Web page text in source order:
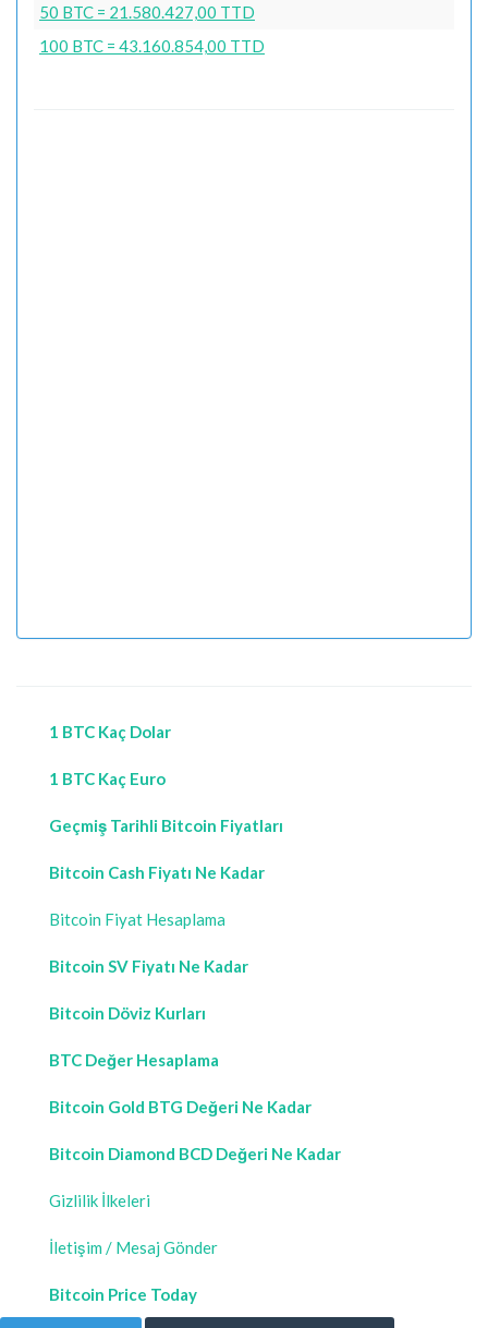
50 BTC = 21.580.427,00 TTD
100 BTC = 43.160.854,00 TTD
1 BTC Kaç Dolar
1 BTC Kaç Euro
Geçmiş Tarihli Bitcoin Fiyatları
Bitcoin Cash Fiyatı Ne Kadar
Bitcoin Fiyat Hesaplama
Bitcoin SV Fiyatı Ne Kadar
Bitcoin Döviz Kurları
BTC Değer Hesaplama
Bitcoin Gold BTG Değeri Ne Kadar
Bitcoin Diamond BCD Değeri Ne Kadar
Gizlilik İlkeleri
İletişim / Mesaj Gönder
Bitcoin Price Today